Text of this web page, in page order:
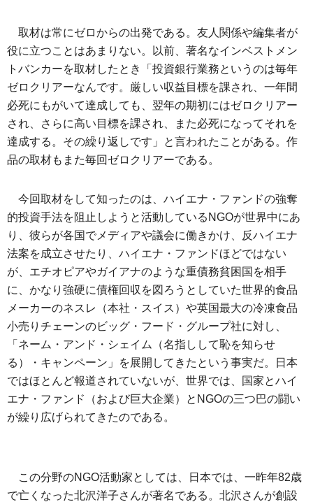
取材は常にゼロからの出発である。友人関係や編集者が
役に立つことはあまりない。以前、著名なインベストメン
トバンカーを取材したとき「投資銀行業務というのは毎年
ゼロクリアーなんです。厳しい収益目標を課され、一年間
必死にもがいて達成しても、翌年の期初にはゼロクリアー
され、さらに高い目標を課され、また必死になってそれを
達成する。その繰り返しです」と言われたことがある。作
品の取材もまた毎回ゼロクリアーである。
今回取材をして知ったのは、ハイエナ・ファンドの強奪
的投資手法を阻止しようと活動しているNGOが世界中にあ
り、彼らが各国でメディアや議会に働きかけ、反ハイエナ
法案を成立させたり、ハイエナ・ファンドほどではない
が、エチオピアやガイアナのような重債務貧困国を相手
に、かなり強硬に債権回収を図ろうとしていた世界的食品
メーカーのネスレ（本社・スイス）や英国最大の冷凍食品
小売りチェーンのビッグ・フード・グループ社に対し、
「ネーム・アンド・シェイム（名指しして恥を知らせ
る）・キャンペーン」を展開してきたという事実だ。日本
ではほとんど報道されていないが、世界では、国家とハイ
エナ・ファンド（および巨大企業）とNGOの三つ巴の闘い
が繰り広げられてきたのである。
この分野のNGO活動家としては、日本では、一昨年82歳
で亡くなった北沢洋子さんが著名である。北沢さんが創設